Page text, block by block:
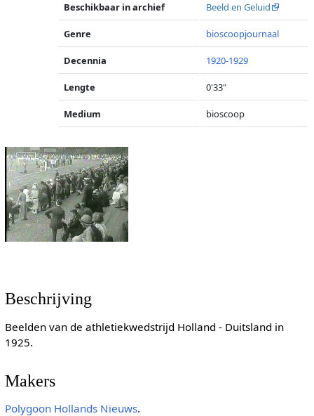
Beschikbaar in archief Beeld en Geluid
Genre bioscoopjournaal
Decennia 1920-1929
Lengte 0'33"
Medium bioscoop
Beschrijving
Beelden van de athletiekwedstrijd Holland - Duitsland in
1925.
Makers
Polygoon Hollands Nieuws.